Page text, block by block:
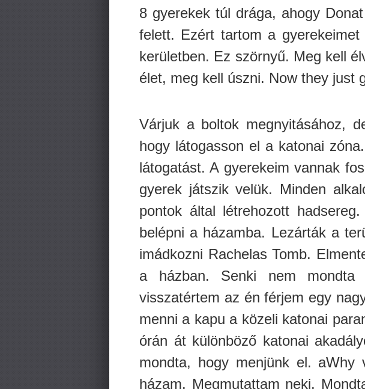
8 gyerekek túl drága, ahogy
felett. Ezért tartom a
kerületben. Ez szörnyű. Meg kell
élet, meg kell úszni. Now they just
Várjuk a boltok megnyitásához,
hogy látogasson el a katonai
látogatást. A gyerekeim vannak
gyerek játszik velük. Minden
pontok által létrehozott
belépni a házamba. Lezárták a
imádkozni Rachelas Tomb.
a házban. Senki nem mondta
visszatértem az én férjem egy
menni a kapu a közeli katonai
órán át különböző katonai
mondta, hogy menjünk el.
házam. Megmutattam neki.